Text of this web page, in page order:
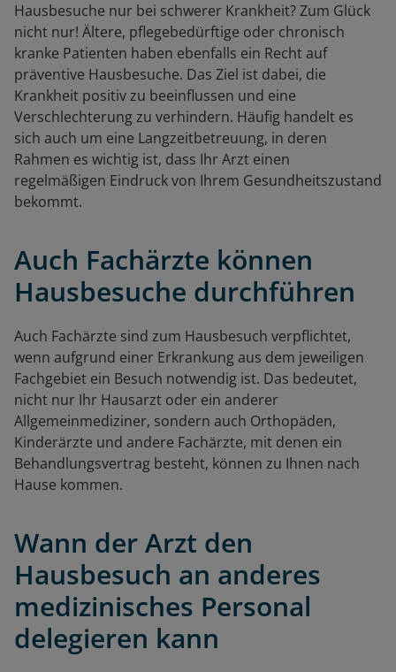
Hausbesuche nur bei schwerer Krankheit? Zum Glück
nicht nur! Ältere, pflegebedürftige oder chronisch
kranke Patienten haben ebenfalls ein Recht auf
präventive Hausbesuche. Das Ziel ist dabei, die
Krankheit positiv zu beeinflussen und eine
Verschlechterung zu verhindern. Häufig handelt es
sich auch um eine Langzeitbetreuung, in deren
Rahmen es wichtig ist, dass Ihr Arzt einen
regelmäßigen Eindruck von Ihrem Gesundheitszustand
bekommt.
Auch Fachärzte können
Hausbesuche durchführen
Auch Fachärzte sind zum Hausbesuch verpflichtet,
wenn aufgrund einer Erkrankung aus dem jeweiligen
Fachgebiet ein Besuch notwendig ist. Das bedeutet,
nicht nur Ihr Hausarzt oder ein anderer
Allgemeinmediziner, sondern auch Orthopäden,
Kinderärzte und andere Fachärzte, mit denen ein
Behandlungsvertrag besteht, können zu Ihnen nach
Hause kommen.
Wann der Arzt den
Hausbesuch an anderes
medizinisches Personal
delegieren kann